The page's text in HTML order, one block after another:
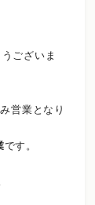
ございま
営業となり
です。